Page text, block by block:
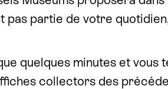
pas partie de votre
quelques minutes et vous
collectors des